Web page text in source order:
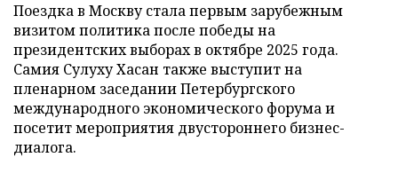
Поездка в Москву стала первым зарубежным
визитом политика после победы на
президентских выборах в октябре 2025 года.
Самия Сулуху Хасан также выступит на
пленарном заседании Петербургского
международного экономического форума и
посетит мероприятия двустороннего бизнес-
диалога.